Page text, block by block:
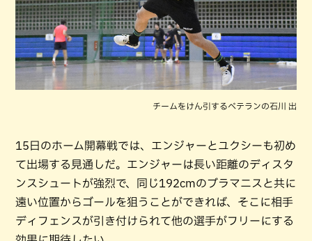
チームをけん引するベテランの石川 出
15日のホーム開幕戦では、エンジャーとユクシーも初め
て出場する見通しだ。エンジャーは長い距離のディスタ
ンスシュートが強烈で、同じ192cmのブラマニスと共に
遠い位置からゴールを狙うことができれば、そこに相手
ディフェンスが引き付けられて他の選手がフリーにする